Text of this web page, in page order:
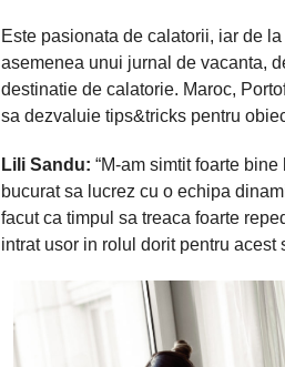
Este pasionata de calatorii, iar de
asemenea unui jurnal de vacanta,
destinatie de calatorie. Maroc,
sa dezvaluie tips&tricks pentru
Lili Sandu: “M-am simtit foarte
bucurat sa lucrez cu o echipa
facut ca timpul sa treaca foarte
intrat usor in rolul dorit pentru acest